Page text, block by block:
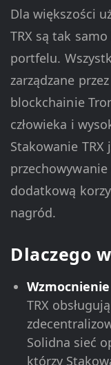
Dla większości
TRX są tak
portfelu.
zarządzane
blockchainie
człowieka i
Stakowanie
dodatkową
nagród.
Dlaczego
TRX
Solidna sieć
którzy